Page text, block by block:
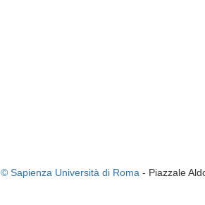
© Sapienza Università di Roma - Piazzale